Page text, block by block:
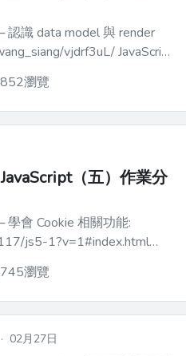
認識 data model 與 render
vjdrf3uL/ JavaScript
作 https://jsfiddle.net...
瀏覽
（五）作業分
會 Cookie 相關功能:
js5-1?v=1#index.html
會 Local Storage 相關功能:
瀏覽
· 02月27日